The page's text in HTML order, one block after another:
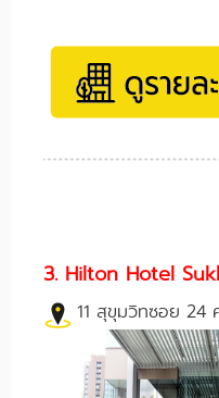
3. Hilton Hotel
11 สุขุมวิทซอย 24